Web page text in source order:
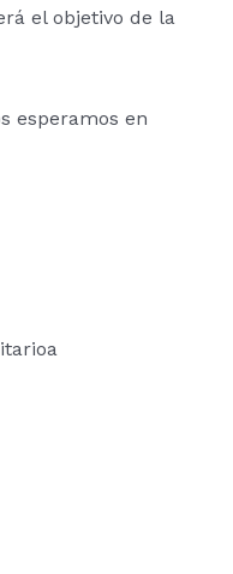
el objetivo de la
esperamos en